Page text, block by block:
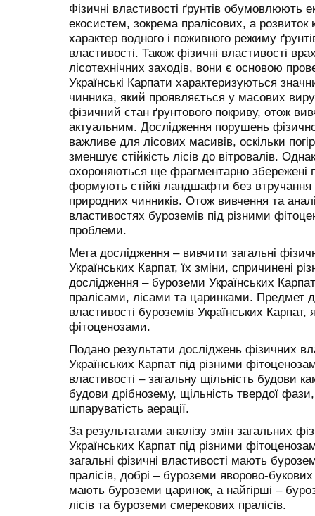
Фізичні властивості ґрунтів обумовлюють
екосистем, зокрема пралісових, а розвиток
характер водного і поживного режиму
властивості. Також фізичні властивості
лісотехнічних заходів, вони є основою
Українські Карпати характеризуються
чинника, який проявляється у масових
фізичний стан ґрунтового покриву, отож
актуальним. Дослідження порушень
важливе для лісових масивів, оскільки
зменшує стійкість лісів до вітровалів.
охороняються ще фрагментарно збережені
формують стійкі ландшафти без
природних чинників. Отож вивчення та
властивостях буроземів під різними
проблеми.
Мета дослідження – вивчити загальні
Українських Карпат, їх зміни, спричинені
дослідження – буроземи Українських
пралісами, лісами та царинками. Предмет
властивості буроземів Українських
фітоценозами.
Подано результати досліджень фізичних
Українських Карпат під різними
властивості – загальну щільність будови
будови дрібнозему, щільність твердої
шпаруватість аерації.
За результатами аналізу змін загальних
Українських Карпат під різними
загальні фізичні властивості мають
пралісів, добрі – буроземи яворово-букових
мають буроземи царинок, а найгірші –
лісів та буроземи смерекових пралісів.